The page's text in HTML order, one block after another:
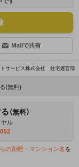
Mailで共有
トサービス株式会社 住宅運営部
(無料)
（無料）
ル
の距離・マンション名 を